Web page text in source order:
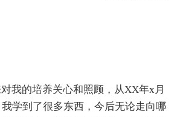
我的培养关心和照顾，从XX年x月
学到了很多东西，今后无论走向哪